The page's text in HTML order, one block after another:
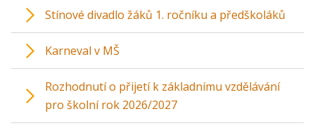
Stínové divadlo žáků 1. ročníku a předškoláků
Karneval v MŠ
Rozhodnutí o přijetí k základnímu vzdělávání
pro školní rok 2026/2027